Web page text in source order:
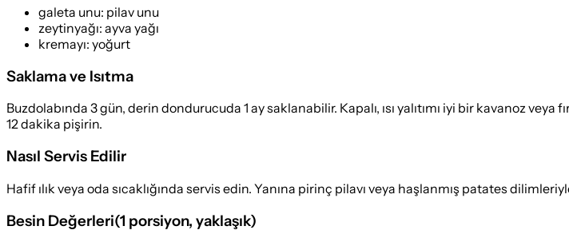
galeta unu: pilav unu
zeytinyağı: ayva yağı
kremayı: yoğurt
Saklama ve Isıtma
Buzdolabında 3 gün, derin dondurucuda 1 ay saklanabilir. Kapalı, ısı yalıtımı iyi bir kavanoz veya
12 dakika pişirin.
Nasıl Servis Edilir
Hafif ılık veya oda sıcaklığında servis edin. Yanına pirinç pilavı veya haşlanmış patates
Besin Değerleri(1 porsiyon, yaklaşık)